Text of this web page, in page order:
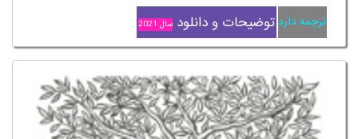
ترجمه دارد توضیحات و دانلود سال 2021